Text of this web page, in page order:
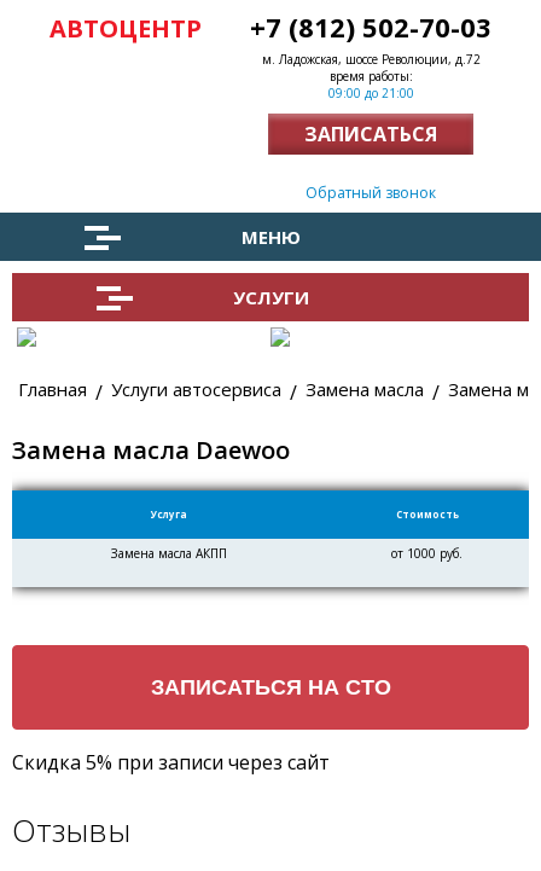
АВТОЦЕНТР +7 (812) 502-70-03
Заказать обратный звонок
м. Ладожская, шоссе Революции, д.72
время работы:
09:00 до 21:00
ЗАПИСАТЬСЯ
МЕНЮ
УСЛУГИ
Главная Услуги автосервиса Замена масла Замена
Замена масла Daewoo
Услуга Стоимость
Замена масла АКПП от 1000 руб.
Скидка 5% при записи через сайт
Отзывы